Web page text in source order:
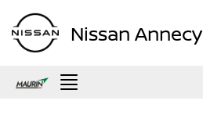
Nissan Annecy
Menu